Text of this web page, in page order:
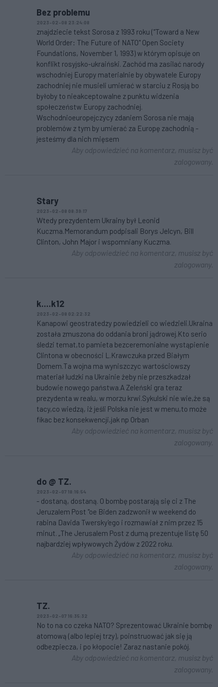
Bez problemu
2023-02-08 23:24:08
znajdziecie tekst Sorosa z 1993 roku ("Toward a New
World Order: The Future of NATO" Open Society
Foundations, November 1, 1993) w którym opisuje on
konflikt rosyjsko-ukraiński. Zachód ma zasilać narody
wschodniej Europy materialnie by obywatele Europy
zachodniej nie musieli umierać w starciu z Rosją bo
byłoby to nieakceptowalne z punktu widzenia
społeczeństw Europy zachodniej.
Wschodnioeuropejczycy zdaniem Sorosa nie mają
problemów z tym by umierać za Europę zachodnią -
jesteśmy dla nich mięsem
Aby odpowiedzieć na komentarz, musisz być
zalogowany.
Stary
2023-02-08 08:39:17
Wtedy prezydentem Ukrainy był Leonid
Kuczma.Memorandum podpisali Borys Jelcyn, Bill
Clinton, John Major i wspomniany Kuczma.
Aby odpowiedzieć na komentarz, musisz być
zalogowany.
k....k12
2023-02-08 02:22:32
Kanapowi geostratedzy powiedzieli co wiedzieli.Ukraina
została zmuszona do oddania broni jądrowej.Kto serio
śledzi temat,to pamieta bezceremonialne wystąpienie
Clintona w obecności L.Krawczuka przed Białym
Domem.Ta wojna ma wyniszczyc wartościowszy
materiał ludzki na Ukrainie żeby nie przeszkadzał
budowie nowego państwa.A Zeleński gra teraz
prezydenta w realu, w morzu krwi.Sykulski nie wie,że są
tacy,co wiedzą, iż jeśli Polska nie jest w menu,to może
fikac bez konsekwencji,jak np Orban
Aby odpowiedzieć na komentarz, musisz być
zalogowany.
do @ TZ.
2023-02-07 18:16:54
- dostaną, dostaną. O bombę postarają się ci z The
Jeruzalem Post "oe Biden zadzwonił w weekend do
rabina Davida Twersky'ego i rozmawiał z nim przez 15
minut. „The Jerusalem Post z dumą prezentuje listę 50
najbardziej wpływowych Żydów z 2022 roku.
Aby odpowiedzieć na komentarz, musisz być
zalogowany.
TZ.
2023-02-07 16:35:32
No to na co czeka NATO? Sprezentować Ukrainie bombę
atomową (albo lepiej trzy), poinstruować jak się ją
odbezpiecza, i po kłopocie! Zaraz nastanie pokój.
Aby odpowiedzieć na komentarz, musisz być
zalogowany.